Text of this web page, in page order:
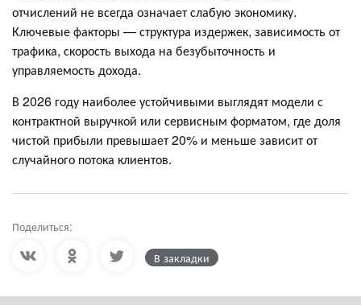
отчислений не всегда означает слабую экономику.
Ключевые факторы — структура издержек, зависимость от
трафика, скорость выхода на безубыточность и
управляемость дохода.
В 2026 году наиболее устойчивыми выглядят модели с
контрактной выручкой или сервисным форматом, где доля
чистой прибыли превышает 20% и меньше зависит от
случайного потока клиентов.
Поделиться:
В закладки